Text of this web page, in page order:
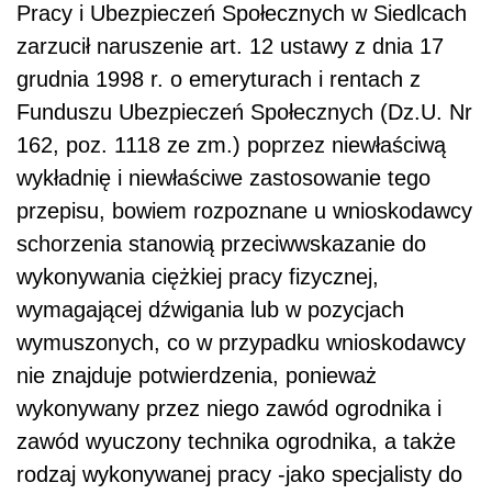
Pracy i Ubezpieczeń Społecznych w Siedlcach
zarzucił naruszenie art. 12 ustawy z dnia 17
grudnia 1998 r. o emeryturach i rentach z
Funduszu Ubezpieczeń Społecznych (Dz.U. Nr
162, poz. 1118 ze zm.) poprzez niewłaściwą
wykładnię i niewłaściwe zastosowanie tego
przepisu, bowiem rozpoznane u wnioskodawcy
schorzenia stanowią przeciwwskazanie do
wykonywania ciężkiej pracy fizycznej,
wymagającej dźwigania lub w pozycjach
wymuszonych, co w przypadku wnioskodawcy
nie znajduje potwierdzenia, ponieważ
wykonywany przez niego zawód ogrodnika i
zawód wyuczony technika ogrodnika, a także
rodzaj wykonywanej pracy -jako specjalisty do